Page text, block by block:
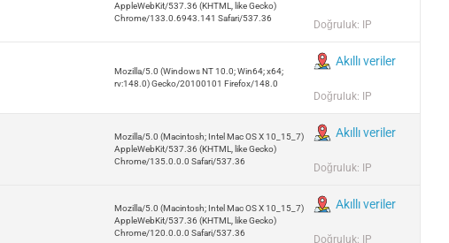
AppleWebKit/537.36 (KHTML, like Gecko)
Chrome/133.0.6943.141 Safari/537.36
Doğruluk: IP
Mozilla/5.0 (Windows NT 10.0; Win64; x64;
rv:148.0) Gecko/20100101 Firefox/148.0
Akıllı veriler
Doğruluk: IP
Mozilla/5.0 (Macintosh; Intel Mac OS X 10_15_7)
AppleWebKit/537.36 (KHTML, like Gecko)
Chrome/135.0.0.0 Safari/537.36
Akıllı veriler
Doğruluk: IP
Mozilla/5.0 (Macintosh; Intel Mac OS X 10_15_7)
AppleWebKit/537.36 (KHTML, like Gecko)
Chrome/120.0.0.0 Safari/537.36
Akıllı veriler
Doğruluk: IP